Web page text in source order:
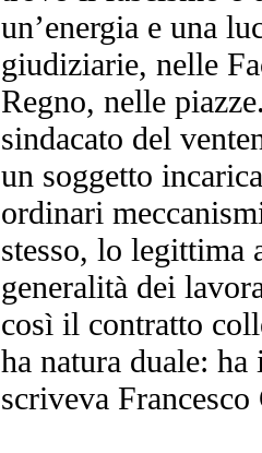
un’energia e una
giudiziarie, nelle
Regno, nelle
sindacato del
un soggetto
ordinari
stesso, lo legittima
generalità dei
così il contratto
ha natura duale:
scriveva